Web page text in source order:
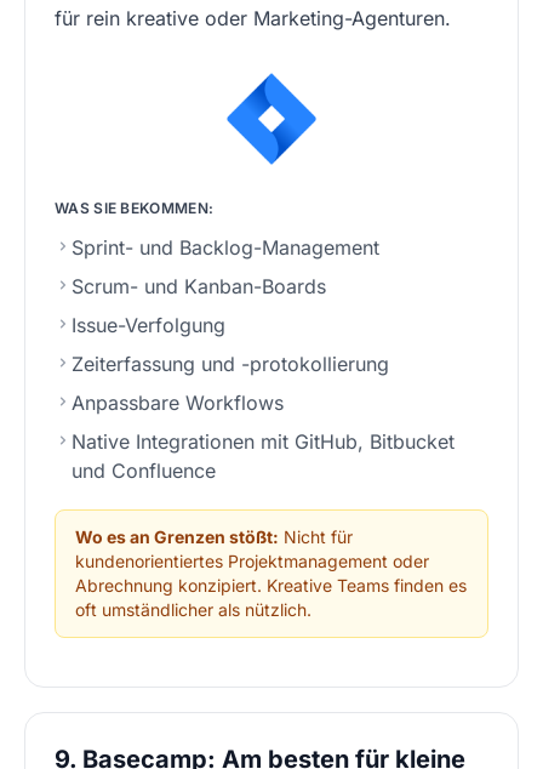
für rein kreative oder Marketing-Agenturen.
WAS SIE BEKOMMEN:
Sprint- und Backlog-Management
Scrum- und Kanban-Boards
Issue-Verfolgung
Zeiterfassung und -protokollierung
Anpassbare Workflows
Native Integrationen mit GitHub, Bitbucket
und Confluence
Wo es an Grenzen stößt: Nicht für
kundenorientiertes Projektmanagement oder
Abrechnung konzipiert. Kreative Teams finden es
oft umständlicher als nützlich.
9. Basecamp: Am besten für kleine